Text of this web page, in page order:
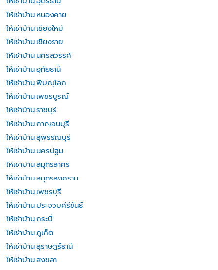
ให้เช่าบ้าน หนองคาย
ให้เช่าบ้าน เชียงใหม่
ให้เช่าบ้าน เชียงราย
ให้เช่าบ้าน นครสวรรค์
ให้เช่าบ้าน อุทัยธานี
ให้เช่าบ้าน พิษณุโลก
ให้เช่าบ้าน เพชรบูรณ์
ให้เช่าบ้าน ราชบุรี
ให้เช่าบ้าน กาญจนบุรี
ให้เช่าบ้าน สุพรรณบุรี
ให้เช่าบ้าน นครปฐม
ให้เช่าบ้าน สมุทรสาคร
ให้เช่าบ้าน สมุทรสงคราม
ให้เช่าบ้าน เพชรบุรี
ให้เช่าบ้าน ประจวบคีรีขันธ์
ให้เช่าบ้าน กระบี่
ให้เช่าบ้าน ภูเก็ต
ให้เช่าบ้าน สุราษฎร์ธานี
ให้เช่าบ้าน สงขลา